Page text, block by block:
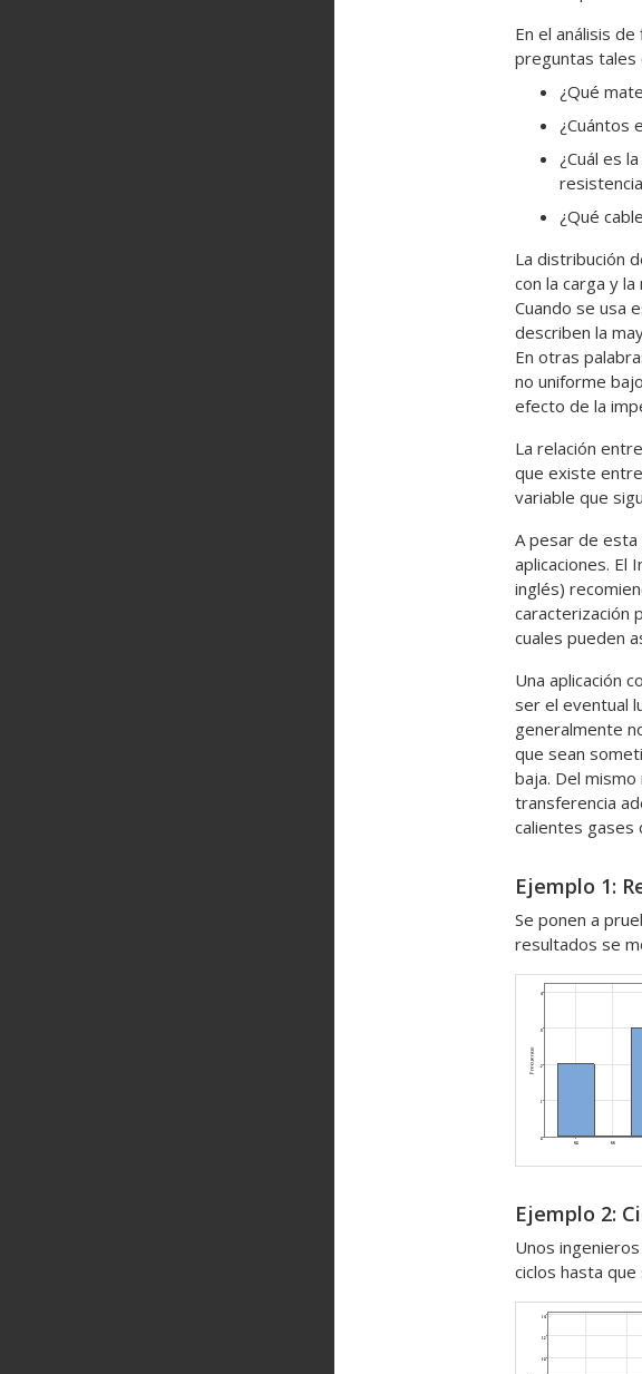
En el análisis
preguntas tales
¿Qué
¿Cuántos
¿Cuál es
¿Qué
La distribución
con la carga y
Cuando se usa
describen la
En otras
no uniforme
efecto de la
La relación
que existe
variable que
A pesar de
aplicaciones. El
inglés)
caracterización
cuales pueden
Una aplicación
ser el eventual
generalmente
que sean
baja. Del
transferencia
calientes gases
Ejemplo 1:
Se ponen a
resultados se
Ejemplo 2:
Unos
ciclos hasta que